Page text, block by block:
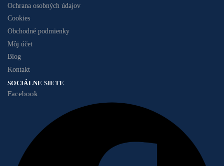
Ochrana osobných údajov
Cookies
Obchodné podmienky
Môj účet
Blog
Kontakt
SOCIÁLNE SIETE
Facebook